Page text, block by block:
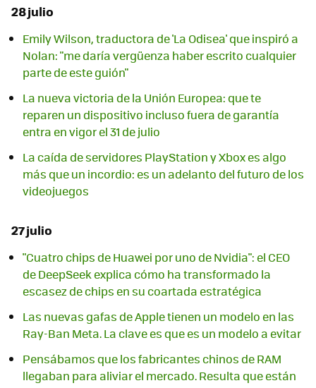
28 julio
Emily Wilson, traductora de 'La Odisea' que inspiró a
Nolan: "me daría vergüenza haber escrito cualquier
parte de este guión"
La nueva victoria de la Unión Europea: que te
reparen un dispositivo incluso fuera de garantía
entra en vigor el 31 de julio
La caída de servidores PlayStation y Xbox es algo
más que un incordio: es un adelanto del futuro de los
videojuegos
27 julio
"Cuatro chips de Huawei por uno de Nvidia": el CEO
de DeepSeek explica cómo ha transformado la
escasez de chips en su coartada estratégica
Las nuevas gafas de Apple tienen un modelo en las
Ray-Ban Meta. La clave es que es un modelo a evitar
Pensábamos que los fabricantes chinos de RAM
llegaban para aliviar el mercado. Resulta que están